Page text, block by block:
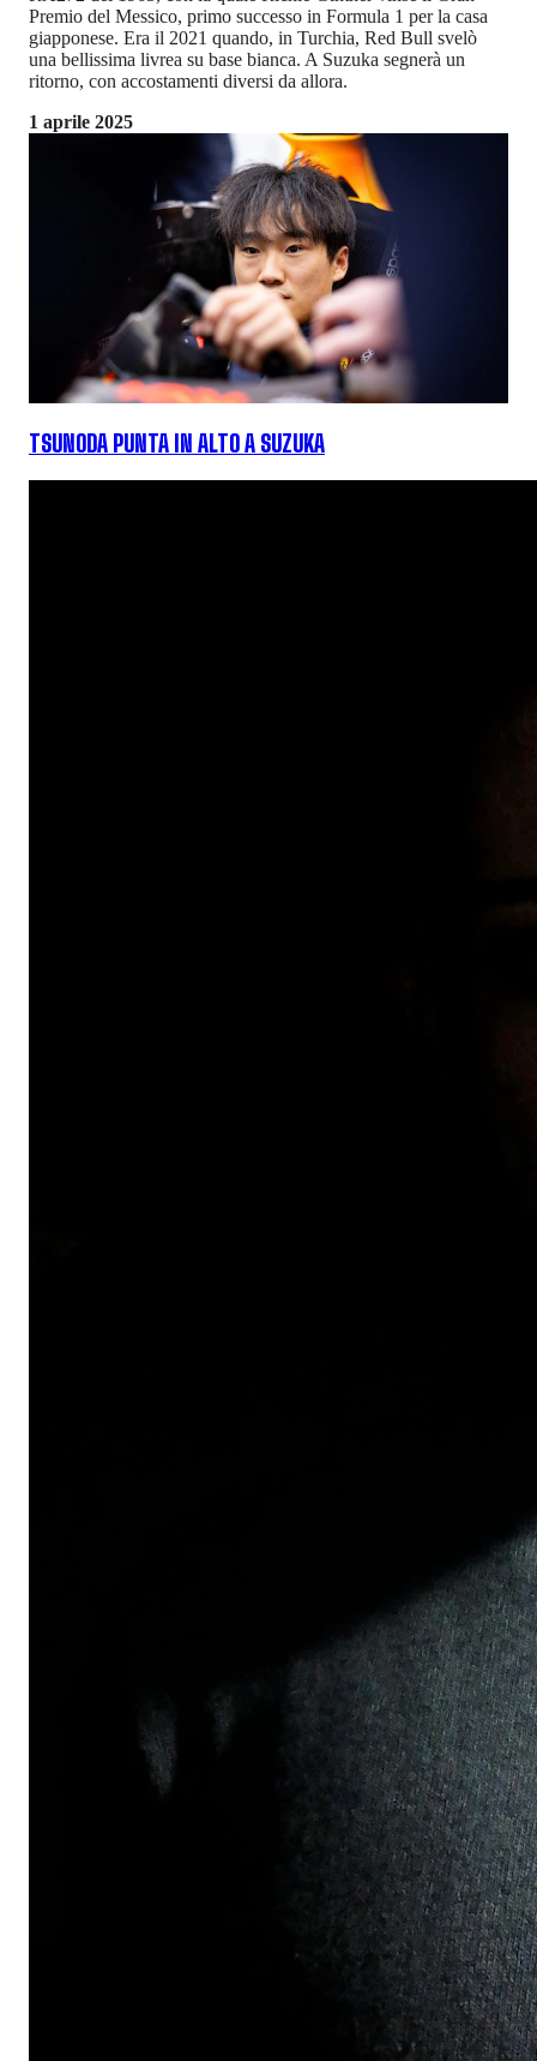
Premio del Messico, primo successo in Formula 1 per la casa
giapponese. Era il 2021 quando, in Turchia, Red Bull svelò
una bellissima livrea su base bianca. A Suzuka segnerà un
ritorno, con accostamenti diversi da allora.
1 aprile 2025
TSUNODA PUNTA IN ALTO A SUZUKA